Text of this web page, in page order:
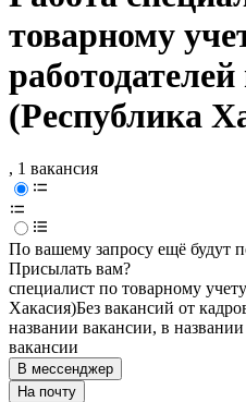
товарному
(Республика
, 1 вакансия
По вашему запросу ещё будут
Присылать вам?
специалист по товарному учету
Хакасия)Без вакансий от
названии вакансии, в
вакансии
В мессенджер
На почту